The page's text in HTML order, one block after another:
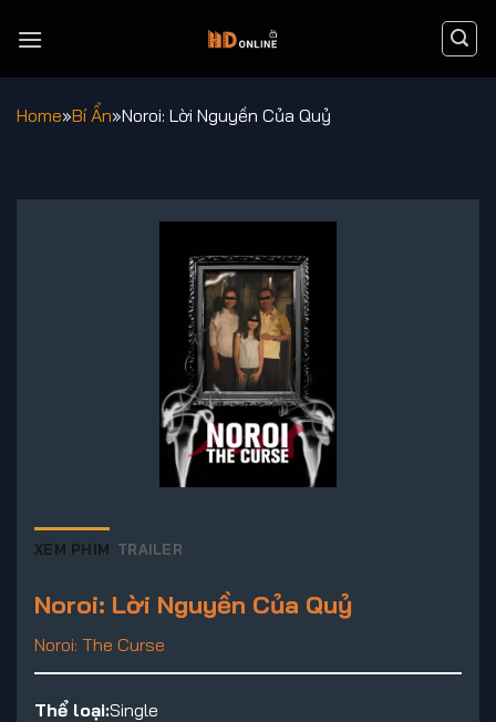
đến
Home»Bí Ẩn»Noroi: Lời Nguyền Của Quỷ
XEM PHIM TRAILER
Noroi: Lời Nguyền Của Quỷ
Noroi: The Curse
Thể loại:Single